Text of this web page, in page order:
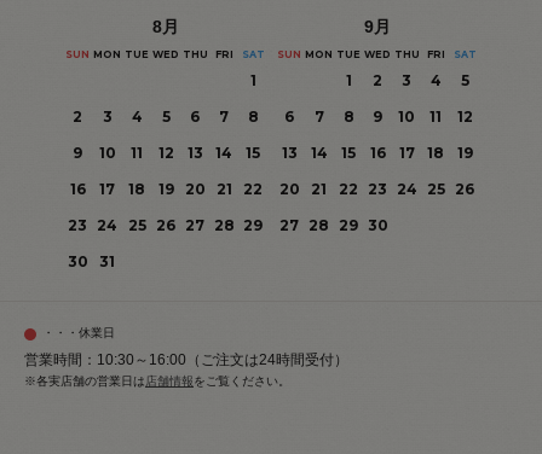
8月
SUN MON TUE WED THU FRI SAT
1
2
3 4 5 6 7
8
9
10 11 12 13 14
15
16
17 18 19 20 21
22
23
24 25 26 27 28 29
30
31
9月
SUN MON TUE WED THU FRI SAT
1 2 3 4
5
6
7 8 9 10 11
12
13
14 15 16 17 18
19
20
21 22 23 24 25
26
27 28 29 30
・・・休業日
営業時間：10:30～16:00（ご注文は24時間受付）
※各実店舗の営業日は店舗情報をご覧ください。